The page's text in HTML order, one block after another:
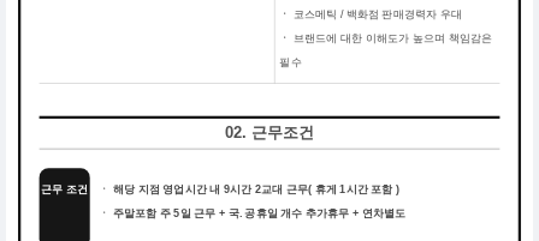
ㆍ
코스메틱 / 백화점 판매경력자 우대
ㆍ 브랜드에 대한 이해도가 높으며 책임감은
필수
02. 근무조건
근무 조건 ㆍ 해당 지점 영업시간 내 9시간 2교대 근무( 휴게 1시간 포함 )
ㆍ 주말포함 주 5일 근무 + 국. 공휴일 개수 추가휴무 + 연차별도